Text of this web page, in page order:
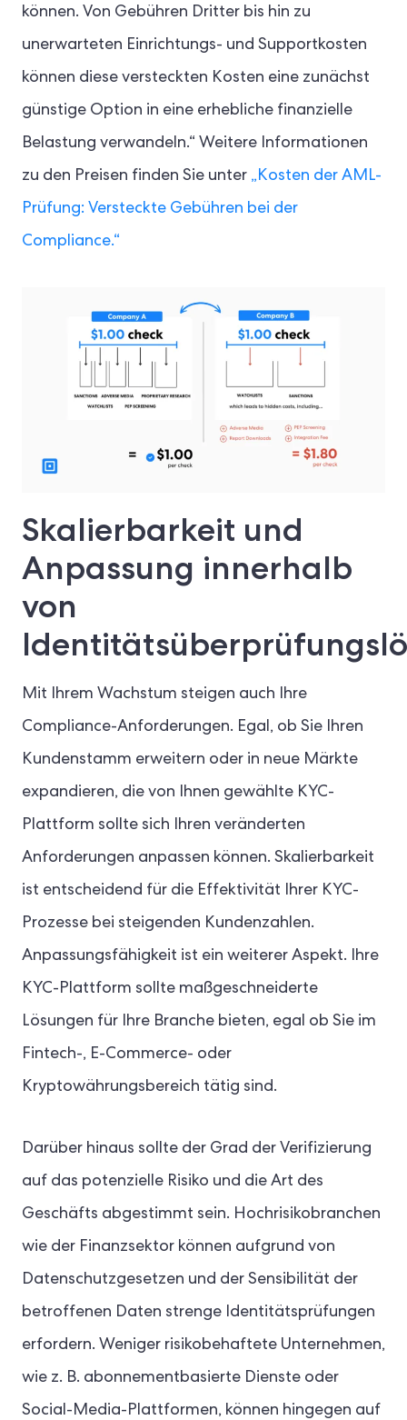
können. Von Gebühren Dritter bis hin zu
unerwarteten Einrichtungs- und Supportkosten
können diese versteckten Kosten eine zunächst
günstige Option in eine erhebliche finanzielle
Belastung verwandeln.“ Weitere Informationen
zu den Preisen finden Sie unter „Kosten der AML-
Prüfung: Versteckte Gebühren bei der
Compliance.“
Skalierbarkeit und
Anpassung innerhalb
von
Mit Ihrem Wachstum steigen auch Ihre
Compliance-Anforderungen. Egal, ob Sie Ihren
Kundenstamm erweitern oder in neue Märkte
expandieren, die von Ihnen gewählte KYC-
Plattform sollte sich Ihren veränderten
Anforderungen anpassen können. Skalierbarkeit
ist entscheidend für die Effektivität Ihrer KYC-
Prozesse bei steigenden Kundenzahlen.
Anpassungsfähigkeit ist ein weiterer Aspekt. Ihre
KYC-Plattform sollte maßgeschneiderte
Lösungen für Ihre Branche bieten, egal ob Sie im
Fintech-, E-Commerce- oder
Kryptowährungsbereich tätig sind.
Darüber hinaus sollte der Grad der Verifizierung
auf das potenzielle Risiko und die Art des
Geschäfts abgestimmt sein. Hochrisikobranchen
wie der Finanzsektor können aufgrund von
Datenschutzgesetzen und der Sensibilität der
betroffenen Daten strenge Identitätsprüfungen
erfordern. Weniger risikobehaftete Unternehmen,
wie z. B. abonnementbasierte Dienste oder
Social-Media-Plattformen, können hingegen auf